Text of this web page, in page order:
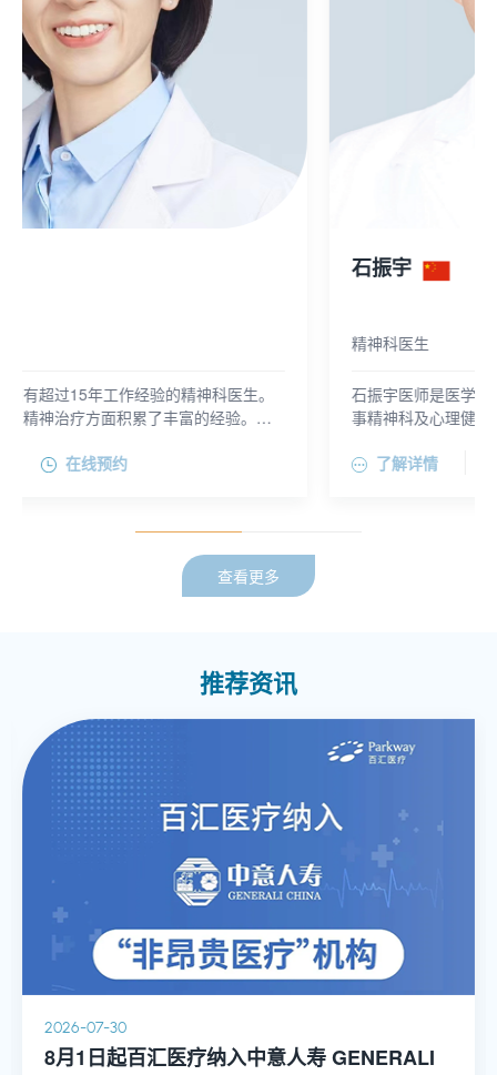
石振宇医师是医学博士，精神科医师和心理治疗师，从
事精神科及心理健康相关工作近20年。石医师擅长家庭
早期心理健康方面，脑机互动和心理游戏化方面有深入
究项目，涉及不良早期母婴关系、儿童青少年攻击行
为，基于脑机互动和AI心理对话的多动症、抑郁焦虑情
绪改善系统（有发明专利一项）。他在实践中运用所学
知识，为患者提供全面的精神及心理治疗 。
了解详情
查看更多
推荐资讯
2026-07-30
8月1日起百汇医疗纳入中意人寿 GENERALI